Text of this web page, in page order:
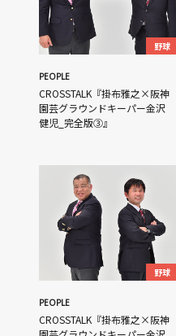
野球
PEOPLE
CROSSTALK『掛布雅之×阪神
園芸グラウンドキーパー金沢
健児_完全版③』
野球
PEOPLE
CROSSTALK『掛布雅之×阪神